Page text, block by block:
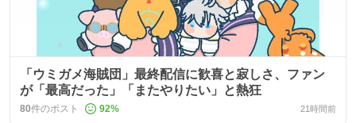
「ウミガメ海賊団」最終配信に歓喜と寂しさ、ファン
が「最高だった」「またやりたい」と熱狂
80件のポスト 92% 21時間前